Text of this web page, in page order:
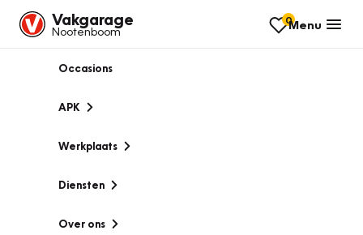
Vakgarage
Nootenboom
0Menu
Occasions
APK
Werkplaats
Diensten
Over ons